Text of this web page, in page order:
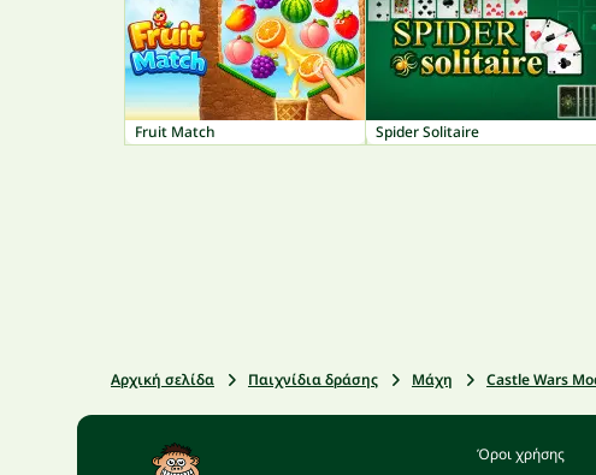
Fruit Match Spider Solitaire
Αρχική σελίδα Παιχνίδια δράσης Μάχη Castle Wars
Όροι χρήσης